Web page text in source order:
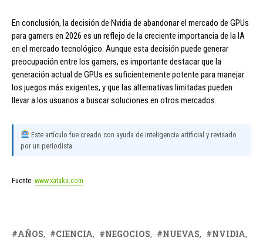
En conclusión, la decisión de Nvidia de abandonar el mercado de GPUs
para gamers en 2026 es un reflejo de la creciente importancia de la IA
en el mercado tecnológico. Aunque esta decisión puede generar
preocupación entre los gamers, es importante destacar que la
generación actual de GPUs es suficientemente potente para manejar
los juegos más exigentes, y que las alternativas limitadas pueden
llevar a los usuarios a buscar soluciones en otros mercados.
Este artículo fue creado con ayuda de inteligencia artificial y revisado
por un periodista.
Fuente: www.xataka.com
AÑOS CIENCIA NEGOCIOS NUEVAS
NVIDIA